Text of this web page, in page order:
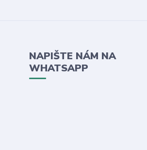
NAPIŠTE NÁM NA
WHATSAPP